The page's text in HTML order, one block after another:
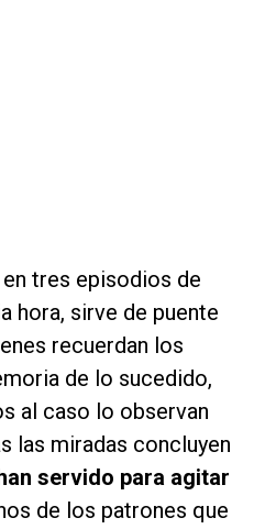
tres episodios de
hora, sirve de puente
recuerdan los
de lo sucedido,
al caso lo observan
las miradas concluyen
servido para agitar
de los patrones que